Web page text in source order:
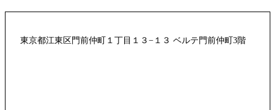
東京都江東区門前仲町１丁目１３−１３ ベルテ門前仲町3階